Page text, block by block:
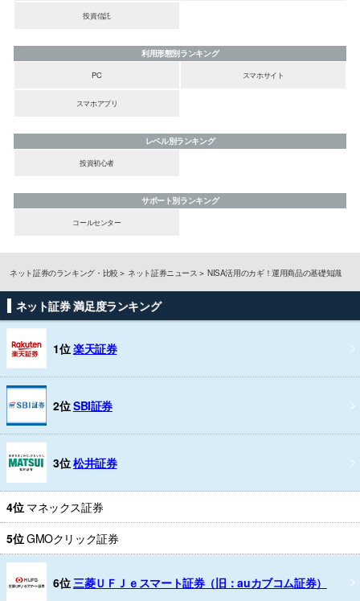
投資信託
利用形態別ランキング
PC
スマホサイト
スマホアプリ
レベル別ランキング
投資初心者
サポート別ランキング
コールセンター
ネット証券のランキング・比較 ネット証券ニュース NISA活用のカギ！運用商品の基礎知識
ネット証券 満足度ランキング
1位楽天証券
2位SBI証券
3位松井証券
4位 マネックス証券
5位GMOクリック証券
6位 三菱ＵＦＪｅスマート証券（旧：auカブコム証券）